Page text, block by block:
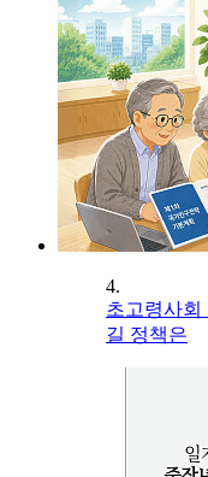
4.
초고령사회
길 정책은